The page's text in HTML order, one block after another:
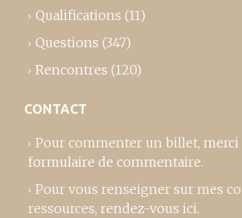
Qualifications (11)
Questions (347)
Rencontres (120)
CONTACT
Pour commenter un billet, merci
formulaire de commentaire.
Pour vous renseigner sur mes
ressources, rendez-vous ici.